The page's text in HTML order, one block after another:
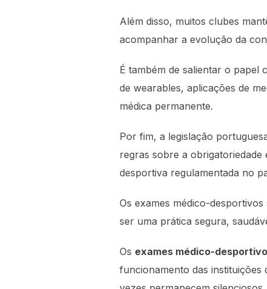
Além disso, muitos clubes
acompanhar a evolução da
É também de salientar o papel
de wearables, aplicações de
médica permanente.
Por fim, a legislação
regras sobre a
desportiva regulamentada no
Os exames médico-
ser uma prática segura,
Os exames médico-
funcionamento das instituições